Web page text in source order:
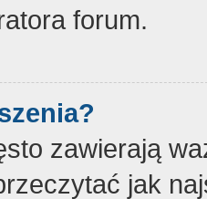
forum.
zawierają
jak